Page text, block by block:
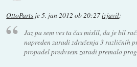
OttoParts je5. jan 2012 ob 20:27izjavil:
Jaz pa sem ves ta čas mislil, da je bil
napreden zaradi združenja 3 različnih
propadel predvsem zaradi premalo